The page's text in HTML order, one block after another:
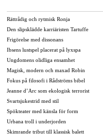
Rättrådig och rytmisk Ronja
Den slipsklädde karriäristen Tartuffe
Frigörelse med dissonans
Ibsens lustspel placerat på lyxspa
Ungdomens olidliga ensamhet
Magisk, modern och maxad Robin
Fokus på filosofi i Rådströms bibel
Jeanne d’Arc som ekologisk terrorist
Svartsjukestrid med stil
Spökteater med känsla för form
Urbana troll i underjorden
Skimrande tribut till klassisk balett